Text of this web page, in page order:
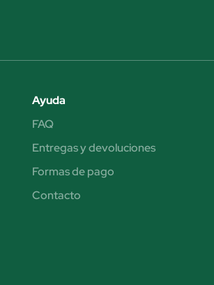
Ayuda
FAQ
Entregas y devoluciones
Formas de pago
Contacto